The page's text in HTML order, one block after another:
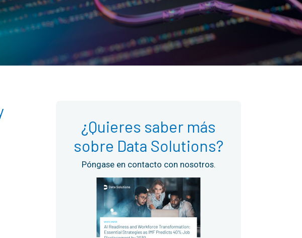
¿Quieres saber más
sobre Data Solutions?
Póngase en contacto con nosotros.